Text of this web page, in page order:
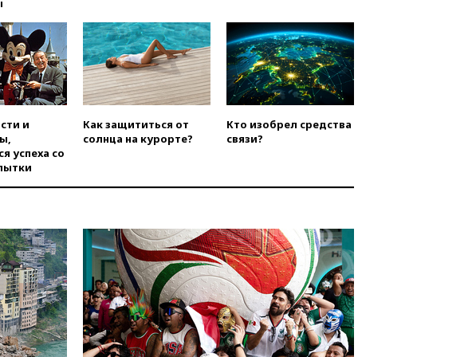
Лерчек
вчера, 11:07При
столкновении катера и лодки
под Самарой погибли два
человека
вчера, 10:27 Движение по
трассе «Новороссия»
перехватили за утро 85 БПЛА
вчера, 09:25Ильский НПЗ на
Кубани загорелся после
падения обломков дрона
вчера, 08:57Собянин
сообщил о девяти БПЛА,
сбитых на подлете к Москве
вчера, 08:42Силы ПВО сбили
почти 400 БПЛА над
и
успеха со
Как защититься от
солнца на курорте?
Кто изобрел средства
связи?